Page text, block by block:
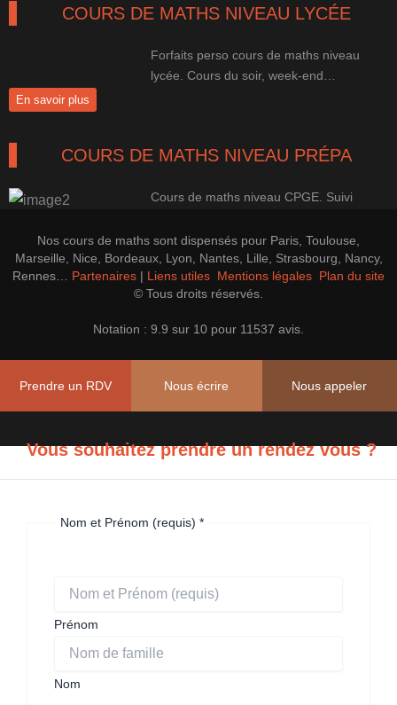
COURS DE MATHS NIVEAU LYCÉE
En savoir plus
Forfaits perso cours de maths niveau
lycée. Cours du soir, week-end…
COURS DE MATHS NIVEAU PRÉPA
En savoir plus
Cours de maths niveau CPGE. Suivi
efficace.
En savoir plus
Nos cours de maths sont dispensés pour Paris, Toulouse,
Marseille, Nice, Bordeaux, Lyon, Nantes, Lille, Strasbourg, Nancy,
Rennes… Partenaires | Liens utiles Mentions légales Plan du site
© Tous droits réservés.
Notation : 9.9 sur 10 pour 11537 avis.
Prendre un RDV Nous écrire Nous appeler
Vous souhaitez prendre un rendez vous ?
Nom et Prénom (requis) *
Prénom
Nom